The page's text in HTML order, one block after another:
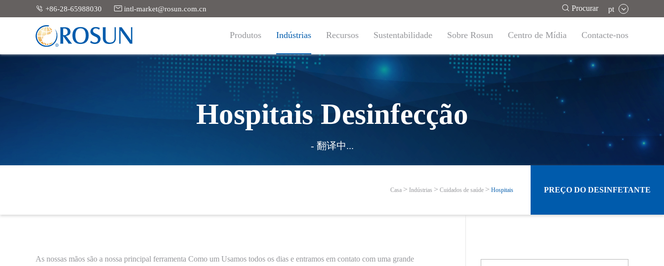
 +86-28-65988030  intl-market@rosun.com.cn  Procurar pt
Produtos Indústrias Recursos Sustentabilidade Sobre Rosun Centro de Mídia Contacte-nos
Hospitais Desinfecção
- 翻译中...
Casa Indústrias Cuidados de saúde Hospitais PREÇO DO DESINFETANTE
As nossas mãos são a nossa principal ferramenta Como um Usamos todos os dias e entramos em contato com uma grande